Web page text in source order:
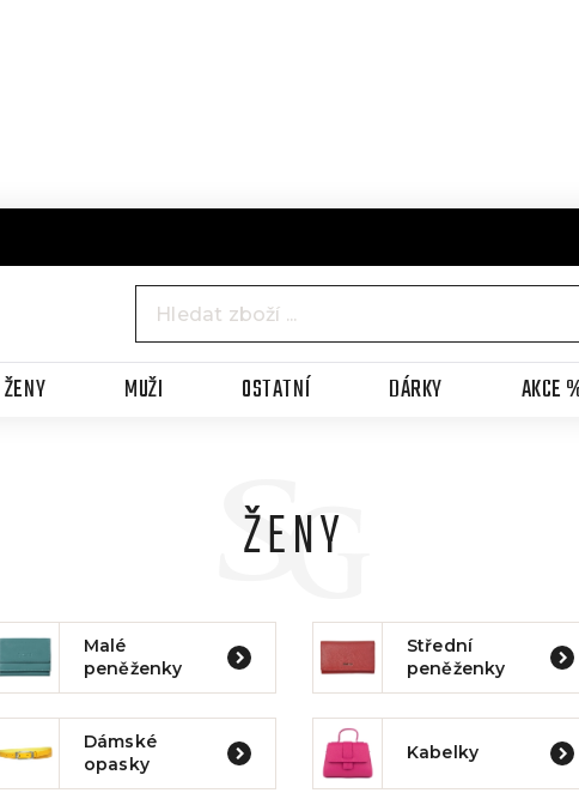
ŽENY MUŽI OSTATNÍ DÁRKY AKCE
ŽENY
Malé
peněženky
Střední
peněženky
Dámské
opasky
Kabelky